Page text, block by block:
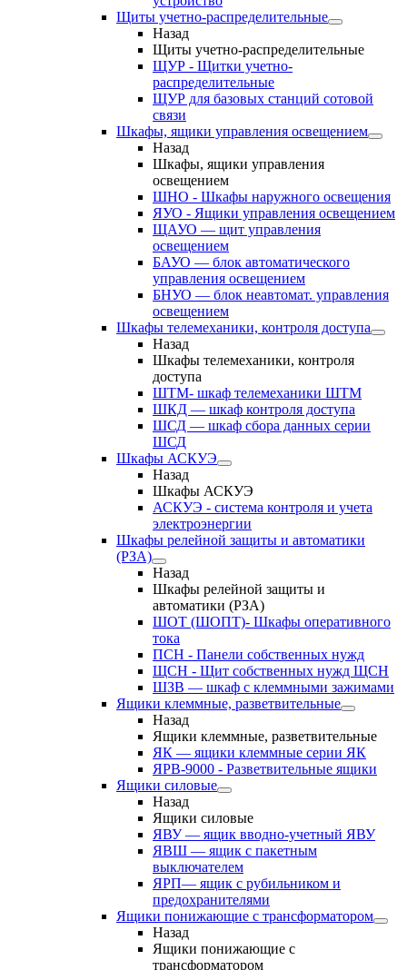
Щиты учетно-распределительные
Назад
Щиты учетно-распределительные
ЩУР - Щитки учетно-
распределительные
ЩУР для базовых станций сотовой
связи
Шкафы, ящики управления освещением
Назад
Шкафы, ящики управления
освещением
ШНО - Шкафы наружного освещения
ЯУО - Ящики управления освещением
ЩАУО — щит управления
освещением
БАУО — блок автоматического
управления освещением
БНУО — блок неавтомат. управления
освещением
Шкафы телемеханики, контроля доступа
Назад
Шкафы телемеханики, контроля
доступа
ШТМ- шкаф телемеханики ШТМ
ШКД — шкаф контроля доступа
ШСД — шкаф сбора данных серии
ШСД
Шкафы АСКУЭ
Назад
Шкафы АСКУЭ
АСКУЭ - система контроля и учета
электроэнергии
Шкафы релейной защиты и автоматики
(РЗА)
Назад
Шкафы релейной защиты и
автоматики (РЗА)
ШОТ (ШОПТ)- Шкафы оперативного
тока
ПСН - Панели собственных нужд
ЩСН - Щит собственных нужд ЩСН
ШЗВ — шкаф с клеммными зажимами
Ящики клеммные, разветвительные
Назад
Ящики клеммные, разветвительные
ЯК — ящики клеммные серии ЯК
ЯРВ-9000 - Разветвительные ящики
Ящики силовые
Назад
Ящики силовые
ЯВУ — ящик вводно-учетный ЯВУ
ЯВШ — ящик с пакетным
выключателем
ЯРП— ящик с рубильником и
предохранителями
Ящики понижающие с трансформатором
Назад
Ящики понижающие с
трансформатором